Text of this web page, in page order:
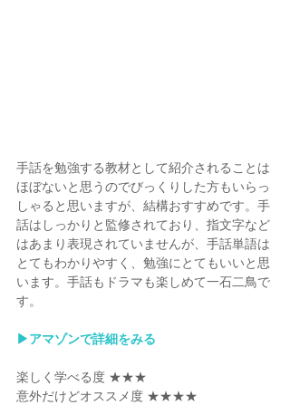
手話を勉強する教材として紹介されることは
ほぼないと思うのでびっくりした方もいらっ
しゃると思いますが、結構おすすめです。手
話はしっかりと監修されており、指文字など
はあまり表現されていませんが、手話単語は
とてもわかりやすく、勉強にとてもいいと思
います。手話もドラマも楽しめて一石二鳥で
す。
▶︎アマゾンで詳細をみる
楽しく学べる度 ★★★
意外だけどオススメ度 ★★★★